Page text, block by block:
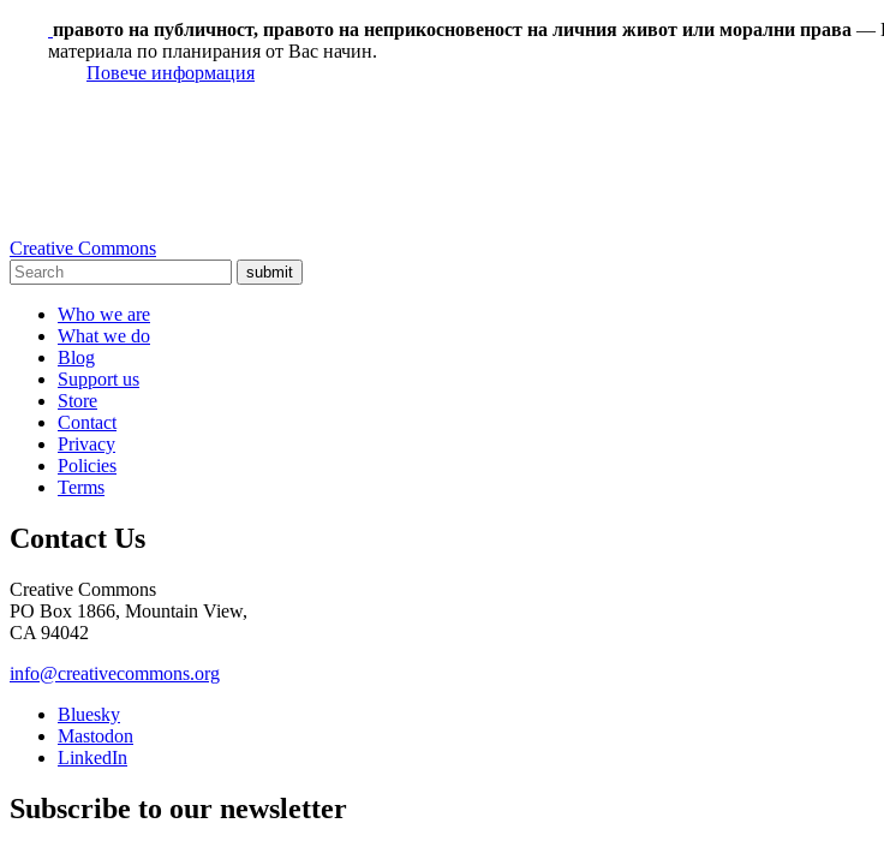
правото на публичност, правото на неприкосновеност на личния живот или морални права —
материала по планирания от Вас начин.
Повече информация
Creative Commons
submit
Who we are
What we do
Blog
Support us
Store
Contact
Privacy
Policies
Terms
Contact Us
Creative Commons
PO Box 1866, Mountain View,
CA 94042
info@creativecommons.org
Bluesky
Mastodon
LinkedIn
Subscribe to our newsletter